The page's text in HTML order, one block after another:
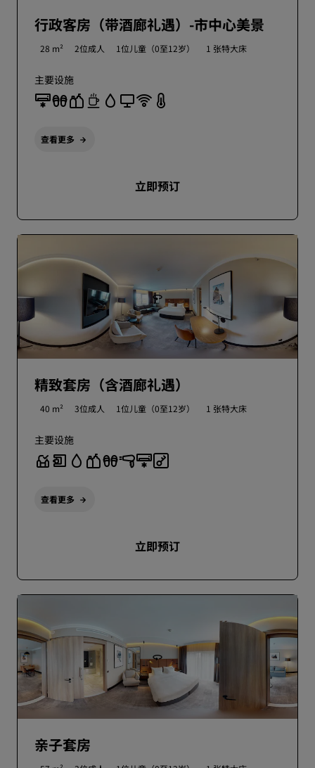
行政客房（带酒廊礼遇）-市中心美景
28 m² 2位成人 1位儿童（0至12岁） 1 张特大床
主要设施
查看更多
立即预订
精致套房（含酒廊礼遇）
40 m² 3位成人 1位儿童（0至12岁） 1 张特大床
主要设施
查看更多
立即预订
亲子套房